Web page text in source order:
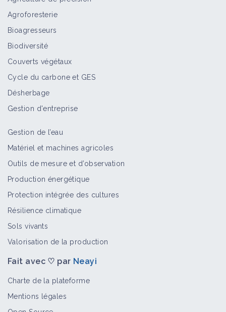
Agroforesterie
Bioagresseurs
Biodiversité
Couverts végétaux
Cycle du carbone et GES
Désherbage
Gestion d'entreprise
Gestion de l’eau
Matériel et machines agricoles
Outils de mesure et d’observation
Production énergétique
Protection intégrée des cultures
Résilience climatique
Sols vivants
Valorisation de la production
Fait avec ♡ par Neayi
Charte de la plateforme
Mentions légales